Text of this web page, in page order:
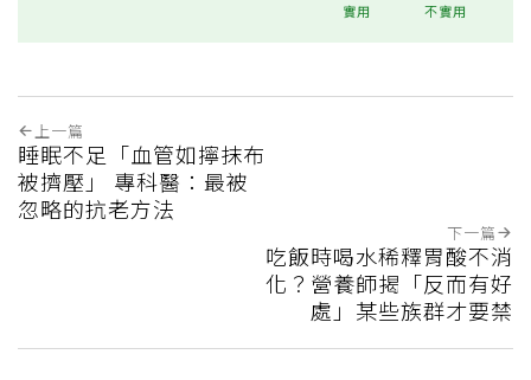
實用 不實用
上一篇
睡眠不足「血管如擰抹布
被擠壓」 專科醫：最被
忽略的抗老方法
下一篇
吃飯時喝水稀釋胃酸不消
化？營養師揭「反而有好
處」某些族群才要禁